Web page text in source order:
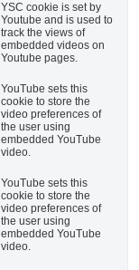
YSC cookie is set by
Youtube and is used to
track the views of
embedded videos on
Youtube pages.
YouTube sets this
cookie to store the
video preferences of
the user using
embedded YouTube
video.
YouTube sets this
cookie to store the
video preferences of
the user using
embedded YouTube
video.